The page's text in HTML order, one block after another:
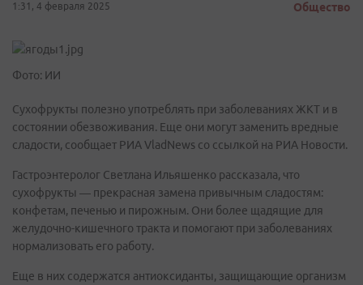
1:31, 4 февраля 2025 Общество
Фото: ИИ
Сухофрукты полезно употреблять при заболеваниях ЖКТ и в
состоянии обезвоживания. Еще они могут заменить вредные
сладости, сообщает РИА VladNews со ссылкой на РИА Новости.
Гастроэнтеролог Светлана Ильяшенко рассказала, что
сухофрукты — прекрасная замена привычным сладостям:
конфетам, печенью и пирожным. Они более щадящие для
желудочно-кишечного тракта и помогают при заболеваниях
нормализовать его работу.
Еще в них содержатся антиоксиданты, защищающие организм